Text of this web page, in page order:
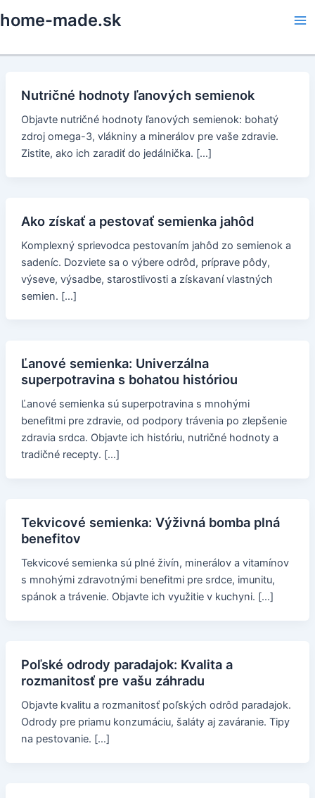
to
home-made.sk
Nutričné hodnoty ľanových semienok
Objavte nutričné hodnoty ľanových semienok: bohatý
zdroj omega-3, vlákniny a minerálov pre vaše zdravie.
Zistite, ako ich zaradiť do jedálnička. […]
Ako získať a pestovať semienka jahôd
Komplexný sprievodca pestovaním jahôd zo semienok a
sadeníc. Dozviete sa o výbere odrôd, príprave pôdy,
výseve, výsadbe, starostlivosti a získavaní vlastných
semien. […]
Ľanové semienka: Univerzálna
superpotravina s bohatou históriou
Ľanové semienka sú superpotravina s mnohými
benefitmi pre zdravie, od podpory trávenia po zlepšenie
zdravia srdca. Objavte ich históriu, nutričné hodnoty a
tradičné recepty. […]
Tekvicové semienka: Výživná bomba plná
benefitov
Tekvicové semienka sú plné živín, minerálov a vitamínov
s mnohými zdravotnými benefitmi pre srdce, imunitu,
spánok a trávenie. Objavte ich využitie v kuchyni. […]
Poľské odrody paradajok: Kvalita a
rozmanitosť pre vašu záhradu
Objavte kvalitu a rozmanitosť poľských odrôd paradajok.
Odrody pre priamu konzumáciu, šaláty aj zaváranie. Tipy
na pestovanie. […]